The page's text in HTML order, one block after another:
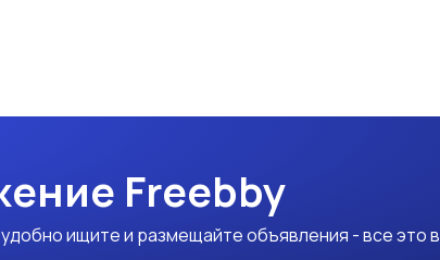
Freebby
ищите и размещайте объявления - все это в